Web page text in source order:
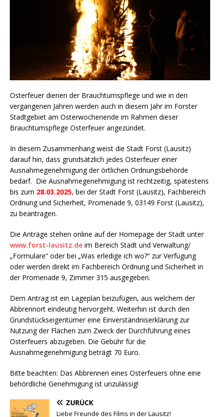
Osterfeuer dienen der Brauchtumspflege und wie in den
vergangenen Jahren werden auch in diesem Jahr im Forster
Stadtgebiet am Osterwochenende im Rahmen dieser
Brauchtumspflege Osterfeuer angezündet.
In diesem Zusammenhang weist die Stadt Forst (Lausitz)
darauf hin, dass grundsätzlich jedes Osterfeuer einer
Ausnahmegenehmigung der örtlichen Ordnungsbehörde
bedarf. Die Ausnahmegenehmigung ist rechtzeitig, spätestens
bis zum 28.03.2025, bei der Stadt Forst (Lausitz), Fachbereich
Ordnung und Sicherheit, Promenade 9, 03149 Forst (Lausitz),
zu beantragen.
Die Anträge stehen online auf der Homepage der Stadt unter
www.forst-lausitz.de im Bereich Stadt und Verwaltung/
„Formulare“ oder bei „Was erledige ich wo?“ zur Verfügung
oder werden direkt im Fachbereich Ordnung und Sicherheit in
der Promenade 9, Zimmer 315 ausgegeben.
Dem Antrag ist ein Lageplan beizufügen, aus welchem der
Abbrennort eindeutig hervorgeht. Weiterhin ist durch den
Grundstückseigentümer eine Einverständniserklärung zur
Nutzung der Flächen zum Zweck der Durchführung eines
Osterfeuers abzugeben. Die Gebühr für die
Ausnahmegenehmigung beträgt 70 Euro.
Bitte beachten: Das Abbrennen eines Osterfeuers ohne eine
behördliche Genehmigung ist unzulässig!
ZURÜCK
Liebe Freunde des Films in der Lausitz!